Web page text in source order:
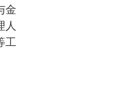
金
人
工